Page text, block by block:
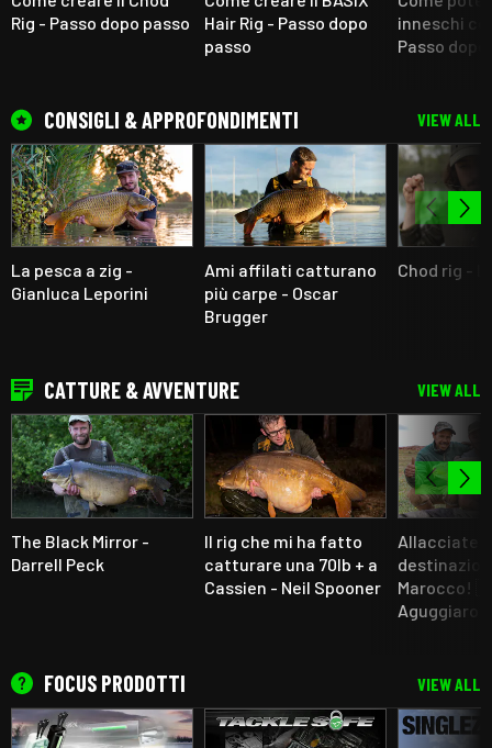
Rig - Passo dopo passo
Hair Rig - Passo dopo
passo
inneschi
Passo
CONSIGLI & APPROFONDIMENTI VIEW ALL
La pesca a zig -
Gianluca Leporini
Ami affilati catturano
più carpe - Oscar
Brugger
Chod rig -
CATTURE & AVVENTURE VIEW ALL
The Black Mirror -
Darrell Peck
Il rig che mi ha fatto
catturare una 70lb + a
Cassien - Neil Spooner
Allacciate
Marocco!
Aguggiaro
FOCUS PRODOTTI VIEW ALL